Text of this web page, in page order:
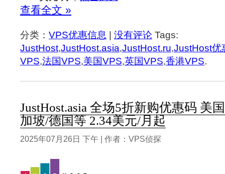
查看全文 »
分类： VPS优惠信息 | 没有评论 Tags:
JustHost,JustHost.asia,JustHost.ru,JustHost优
VPS,法国VPS,美国VPS,英国VPS,香港VPS.
JustHost.asia 全场5折新购优惠码 美
加坡/德国等 2.34美元/月起
2025年07月26日 下午 | 作者：VPS侦探